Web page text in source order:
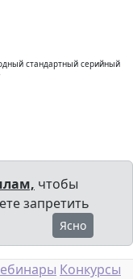
стандартный серийный
чтобы
запретить
Ясно
Конкурсы